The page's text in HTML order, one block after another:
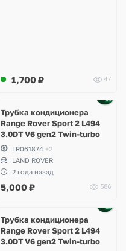
1,700 ₽ 47
Трубка кондиционера
Range Rover Sport 2 L494
3.0DT V6 gen2 Twin-turbo
LR061874 +2
LAND ROVER
2 года назад
5,000 ₽ 586
Трубка кондиционера
Range Rover Sport 2 L494
3.0DT V6 gen2 Twin-turbo